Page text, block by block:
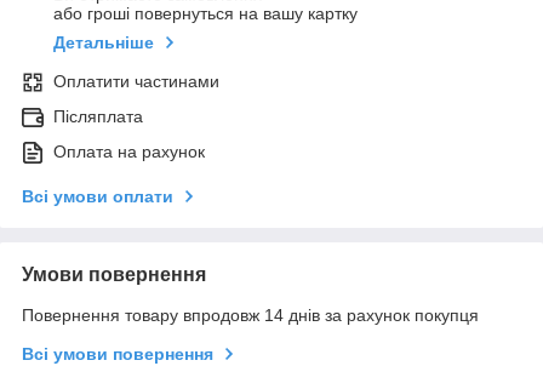
або гроші повернуться на вашу картку
Детальніше
Оплатити частинами
Післяплата
Оплата на рахунок
Всі умови оплати
Умови повернення
Повернення товару впродовж 14 днів за рахунок покупця
Всі умови повернення